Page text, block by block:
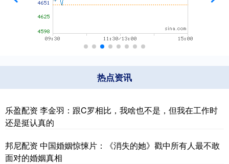
热点资讯
乐盈配资 李金羽：跟C罗相比，我啥也不是，但我在工作时
还是挺认真的
邦尼配资 中国婚姻惊悚片：《消失的她》戳中所有人最不敢
面对的婚姻真相